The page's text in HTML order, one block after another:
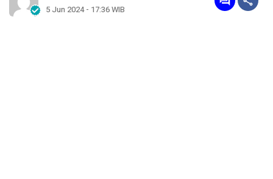
5 Jun 2024 - 17:36 WIB